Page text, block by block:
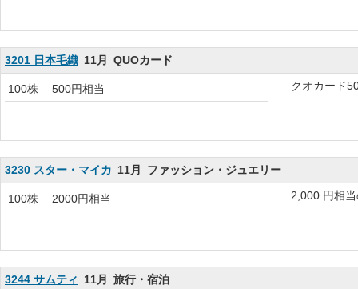
3201 日本毛織 11月 QUOカード
100株 500円相当 クオカード
3230 スター・マイカ 11月 ファッション・ジュエリー
100株 2000円相当 2,000 円相
3244 サムティ 11月 旅行・宿泊